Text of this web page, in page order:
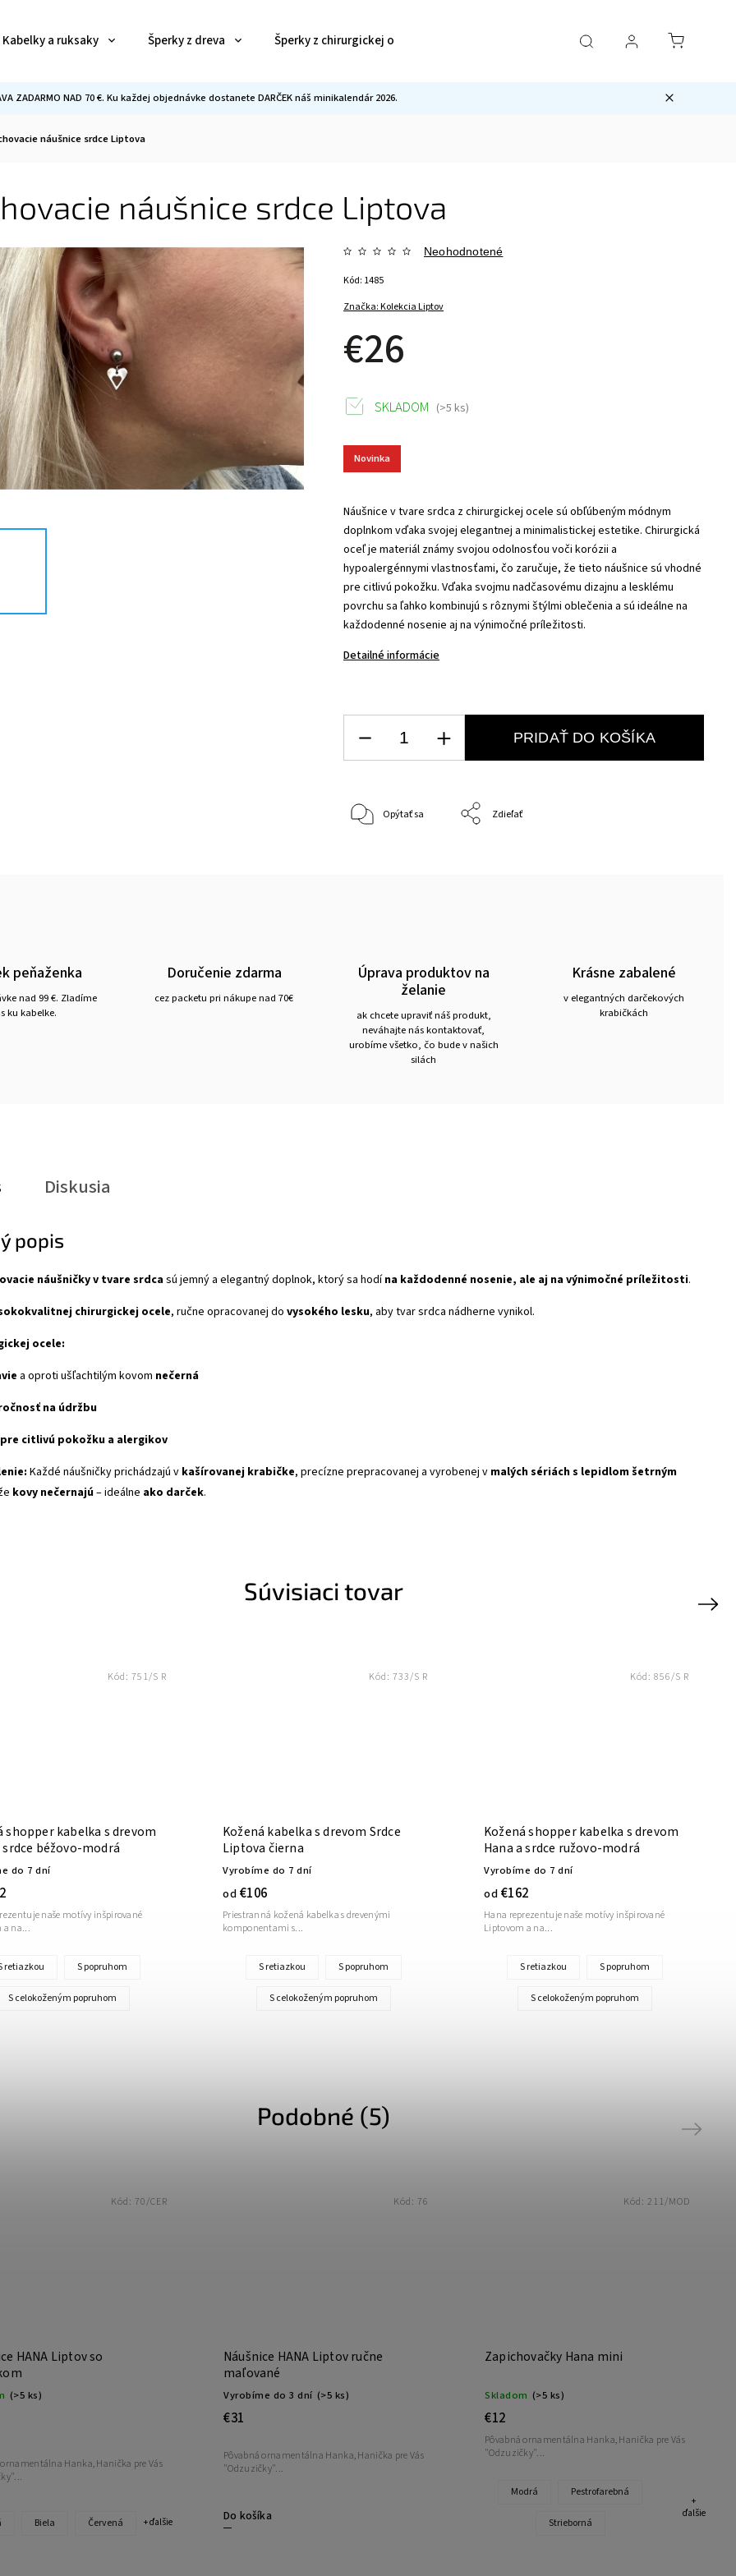
Kabelky a ruksaky Šperky z dreva Šperky z chirurgickej ocele Sety Ostatné
ZADARMO NAD 70 €. Ku každej objednávke dostanete DARČEK náš minikalendár 2026.
náušnice srdce Liptova
náušnice srdce Liptova
Značka:Kolekcia Liptov
Neohodnotené
€26
Kód: 1485
Novinka
Náušnice v tvare srdca z chirurgickej ocele sú obľúbeným módnym
doplnkom vďaka svojej elegantnej a minimalistickej estetike. Chirurgická
oceľ je materiál známy svojou odolnosťou voči korózii a
hypoalergénnymi vlastnosťami, čo zaručuje, že tieto náušnice sú vhodné
pre citlivú pokožku. Vďaka svojmu nadčasovému dizajnu a lesklému
povrchu sa ľahko kombinujú s rôznymi štýlmi oblečenia a sú ideálne na
každodenné nosenie aj na výnimočné príležitosti.
Detailné informácie
SKLADOM (>5 ks)
PRIDAŤ DO KOŠÍKA
Opýtať sa Zdieľať
peňaženka
nad 99 €. Zladíme
ku kabelke.
Doručenie zdarma
cez packetu pri nákupe nad 70€
Úprava produktov na
želanie
ak chcete upraviť náš produkt,
neváhajte nás kontaktovať,
urobíme všetko, čo bude v našich
silách
Krásne zabalené
v elegantných darčekových
krabičkách
Diskusia
popis
náušničky v tvare srdcasú jemný a elegantný doplnok, ktorý sa hodína každodenné nosenie, ale aj na výnimočné príležitosti.
chirurgickej ocele, ručne opracovanej do vysokého lesku, aby tvar srdca nádherne vynikol.
ocele:
a oproti ušľachtilým kovom nečerná
na údržbu
citlivú pokožku a alergikov
Každé náušničky prichádzajú v kašírovanej krabičke, precízne prepracovanej a vyrobenej v malých sériách s lepidlom šetrným
kovy nečernajú– ideálne ako darček.
Súvisiaci tovar
shopper kabelka s drevom
srdce béžovo-modrá
do 7 dní
naše motívy inšpirované
a na...
retiazkou S popruhom
S celokoženým popruhom
Kód: 751/S R
Kožená kabelka s drevom Srdce
Liptova čierna
Vyrobíme do 7 dní
od €106
Priestranná kožená kabelka s drevenými
komponentami s...
S retiazkou S popruhom
S celokoženým popruhom
Kód: 733/S R
Kožená shopper kabelka s drevom
Hana a srdce ružovo-modrá
Vyrobíme do 7 dní
od €162
Hana reprezentuje naše motívy inšpirované
Liptovom a na...
S retiazkou S popruhom
S celokoženým popruhom
Kód: 856/S R
Next
Podobné (5)
HANA Liptov so
(>5 ks)
Hanka, Hanička pre Vás
Biela Červená + ďalšie
Kód: 70/CER
Náušnice HANA Liptov ručne
maľované
Vyrobíme do 3 dní (>5 ks)
€31
Do košíka
Pôvabná ornamentálna Hanka, Hanička pre Vás
"Odzuzičky"...
Kód: 76
Zapichovačky Hana mini
Skladom (>5 ks)
€12
Pôvabná ornamentálna Hanka, Hanička pre Vás
"Odzuzičky"...
Modrá Pestrofarebná
Strieborná
+
ďalšie
Kód: 211/MOD
Next